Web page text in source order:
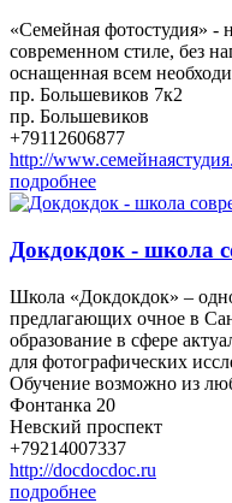
«Семейная фотостудия» -
современном стиле, без
оснащенная всем
пр. Большевиков 7к2
пр. Большевиков
+79112606877
http://
подробнее
Докдокдок - школа
Школа «Докдокдок» –
предлагающих очное в
образование в сфере
для фотографических
Обучение возможно из
Фонтанка 20
Невский проспект
+79214007337
http://docdocdoc.ru
подробнее